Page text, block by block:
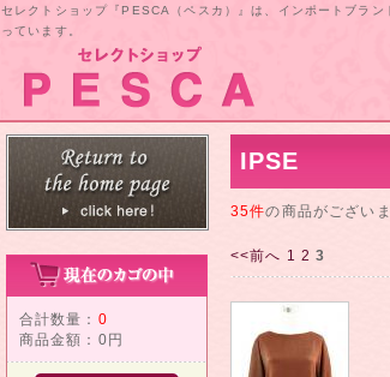
セレクトショップ『PESCA（ペスカ）』は、インポートブラン
っています。
合計数量： 0
商品金額： 0円
IPSE
35件の商品がございま
<<前へ 1 2 3